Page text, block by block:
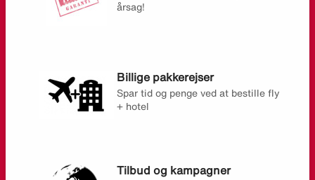
årsag!
Billige pakkerejser
Spar tid og penge ved at bestille fly
+ hotel
Tilbud og kampagner